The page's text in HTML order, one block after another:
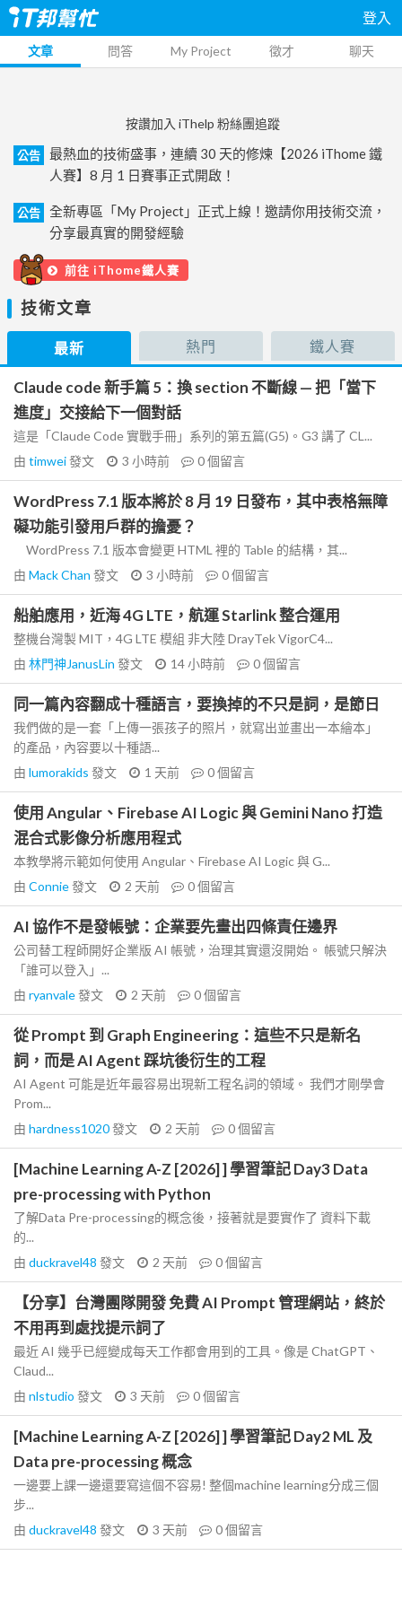
登入
文章 問答 My Project 徵才 聊天
按讚加入 iThelp 粉絲團追蹤
公告
最熱血的技術盛事，連續 30 天的修煉【2026 iThome 鐵
人賽】8 月 1 日賽事正式開啟！
公告
全新專區「My Project」正式上線！邀請你用技術交流，
分享最真實的開發經驗
前往 iThome鐵人賽
技術文章
最新 熱門 鐵人賽
Claude code 新手篇 5：換 section 不斷線 — 把「當下
進度」交接給下一個對話
這是「Claude Code 實戰手冊」系列的第五篇(G5)。G3 講了 CL...
由 timwei發文 3 小時前 0個留言
WordPress 7.1 版本將於 8 月 19 日發布，其中表格無障
礙功能引發用戶群的擔憂？
WordPress 7.1 版本會變更 HTML 裡的 Table 的結構，其...
由 Mack Chan 發文 3 小時前 0個留言
船舶應用，近海 4G LTE，航運 Starlink 整合運用
整機台灣製 MIT，4G LTE 模組 非大陸 DrayTek VigorC4...
由 林門神JanusLin 發文 14 小時前 0個留言
同一篇內容翻成十種語言，要換掉的不只是詞，是節日
我們做的是一套「上傳一張孩子的照片，就寫出並畫出一本繪本」
的產品，內容要以十種語...
由 lumorakids 發文 1 天前 0個留言
使用 Angular、Firebase AI Logic 與 Gemini Nano 打造
混合式影像分析應用程式
本教學將示範如何使用 Angular、Firebase AI Logic 與 G...
由 Connie發文 2 天前 0個留言
AI 協作不是發帳號：企業要先畫出四條責任邊界
公司替工程師開好企業版 AI 帳號，治理其實還沒開始。 帳號只解決
「誰可以登入」...
由 ryanvale發文 2 天前 0個留言
從 Prompt 到 Graph Engineering：這些不只是新名
詞，而是 AI Agent 踩坑後衍生的工程
AI Agent 可能是近年最容易出現新工程名詞的領域。 我們才剛學會
Prom...
由 hardness1020發文 2 天前 0個留言
[Machine Learning A-Z [2026] ] 學習筆記 Day3 Data
pre-processing with Python
了解Data Pre-processing的概念後，接著就是要實作了 資料下載
的...
由 duckravel48 發文 2 天前 0個留言
【分享】台灣團隊開發 免費 AI Prompt 管理網站，終於
不用再到處找提示詞了
最近 AI 幾乎已經變成每天工作都會用到的工具。像是 ChatGPT、
Claud...
由 nlstudio 發文 3 天前 0個留言
[Machine Learning A-Z [2026] ] 學習筆記 Day2 ML 及
Data pre-processing 概念
一邊要上課一邊還要寫這個不容易! 整個machine learning分成三個
步...
由 duckravel48 發文 3 天前 0個留言